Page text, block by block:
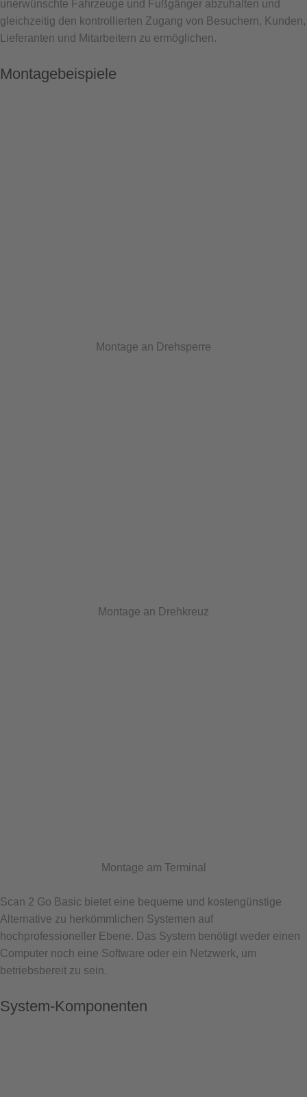
unerwünschte Fahrzeuge und Fußgänger abzuhalten und
gleichzeitig den kontrollierten Zugang von Besuchern, Kunden,
Lieferanten und Mitarbeitern zu ermöglichen.
Montagebeispiele
Montage an Drehsperre
Montage an Drehkreuz
Montage am Terminal
Scan 2 Go Basic bietet eine bequeme und kostengünstige
Alternative zu herkömmlichen Systemen auf
hochprofessioneller Ebene. Das System benötigt weder einen
Computer noch eine Software oder ein Netzwerk, um
betriebsbereit zu sein.
System-Komponenten